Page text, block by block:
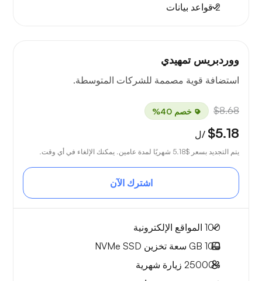
2 قواعد بيانات
ووردبريس تمهيدي
استضافة قوية مصممة للشركات المتوسطة.
$8.68 خصم 40%
$5.18 /ل
يتم التجديد بسعر $5.18 شهريًا لمدة عامين. يمكنك الإلغاء في أي وقت.
اشترك الآن
100 المواقع الإلكترونية
100 GB
سعة تخزين NVMe SSD
~25000
زيارة شهرية